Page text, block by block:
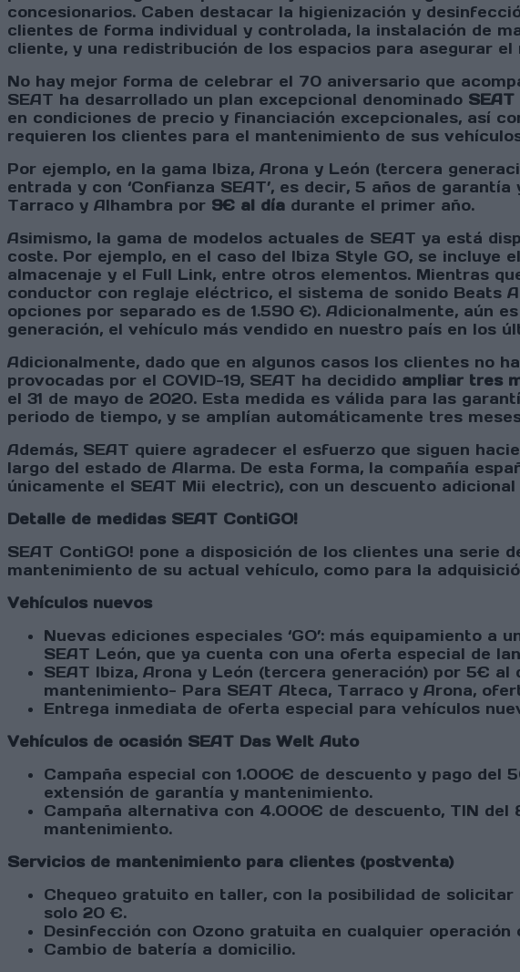
concesionarios. Caben destacar la higienización y
clientes de forma individual y controlada, la instalación de
cliente, y una redistribución de los espacios para asegurar
No hay mejor forma de celebrar el 70 aniversario que
SEAT ha desarrollado un plan excepcional denominado SEAT
en condiciones de precio y financiación excepcionales, así
requieren los clientes para el mantenimiento de sus
Por ejemplo, en la gama Ibiza, Arona y León (tercera
entrada y con ‘Confianza SEAT’, es decir, 5 años de
Tarraco y Alhambra por 9€ al día durante el primer año.
Asimismo, la gama de modelos actuales de SEAT ya está
coste. Por ejemplo, en el caso del Ibiza Style GO, se
almacenaje y el Full Link, entre otros elementos. Mientras
conductor con reglaje eléctrico, el sistema de sonido Beats
opciones por separado es de 1.590 €). Adicionalmente, aún
generación, el vehículo más vendido en nuestro país en los
Adicionalmente, dado que en algunos casos los clientes no
provocadas por el COVID-19, SEAT ha decidido ampliar tres
el 31 de mayo de 2020. Esta medida es válida para las
periodo de tiempo, y se amplían automáticamente tres
Además, SEAT quiere agradecer el esfuerzo que siguen
largo del estado de Alarma. De esta forma, la compañía
únicamente el SEAT Mii electric), con un descuento
Detalle de medidas SEAT ContiGO!
SEAT ContiGO! pone a disposición de los clientes una serie
mantenimiento de su actual vehículo, como para la
Vehículos nuevos
Nuevas ediciones especiales ‘GO’: más equipamiento
SEAT León, que ya cuenta con una oferta especial de
SEAT Ibiza, Arona y León (tercera generación) por 5€ al
mantenimiento- Para SEAT Ateca, Tarraco y Arona,
Entrega inmediata de oferta especial para vehículos
Vehículos de ocasión SEAT Das Welt Auto
Campaña especial con 1.000€ de descuento y pago del
extensión de garantía y mantenimiento.
Campaña alternativa con 4.000€ de descuento, TIN del
mantenimiento.
Servicios de mantenimiento para clientes (postventa)
Chequeo gratuito en taller, con la posibilidad de
solo 20 €.
Desinfección con Ozono gratuita en cualquier
Cambio de batería a domicilio.